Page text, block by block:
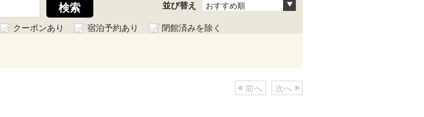
並び替え おすすめ順
クーポンあり 宿泊予約あり
閉館済みを除く
前へ 次へ